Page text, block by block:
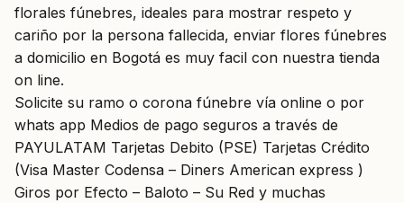
florales fúnebres, ideales para mostrar respeto y
cariño por la persona fallecida, enviar flores fúnebres
a domicilio en Bogotá es muy facil con nuestra tienda
on line.
Solicite su ramo o corona fúnebre vía online o por
whats app Medios de pago seguros a través de
PAYULATAM Tarjetas Debito (PSE) Tarjetas Crédito
(Visa Master Codensa – Diners American express )
Giros por Efecto – Baloto – Su Red y muchas